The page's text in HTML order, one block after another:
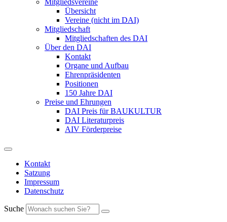
Mitgliedsvereine
Übersicht
Vereine (nicht im DAI)
Mitgliedschaft
Mitgliedschaften des DAI
Über den DAI
Kontakt
Organe und Aufbau
Ehrenpräsidenten
Positionen
150 Jahre DAI
Preise und Ehrungen
DAI Preis für BAUKULTUR
DAI Literaturpreis
AIV Förderpreise
Kontakt
Satzung
Impressum
Datenschutz
Suche